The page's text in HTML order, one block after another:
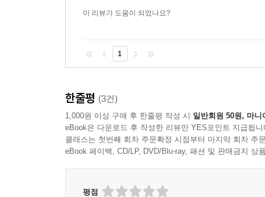
성별이 구성된 역사를 추적한 10년 여정의 끝에
또한 그리고 어쩌면, 우리 시대의 가장 보편적인
정체성, 집단, 진정성에 대한 복합적인 분투를 다
수전 팔루디의 새 책은 드라이 마티니만큼이나 훌
눈부신, 유일무이한 작품. 반드시 읽어야 할 책!
- [아이리시인디펜던트]
스테파니 팔루디의 특별한 삶을 기록한, 정체성
이 리뷰가 도움이 되었나요?
1
한줄평 (3건)
1,000원 이상 구매 후 한줄평 작성 시 일반회원 50원, 마니
eBook은 다운로드 후 작성한 리뷰만 YES포인트 지급됩니
클래스는 첫번째 회차 주문확정 시점부터 마지막 회차 주
eBook 페이백, CD/LP, DVD/Blu-ray, 패션 및 판매금지 상
평점